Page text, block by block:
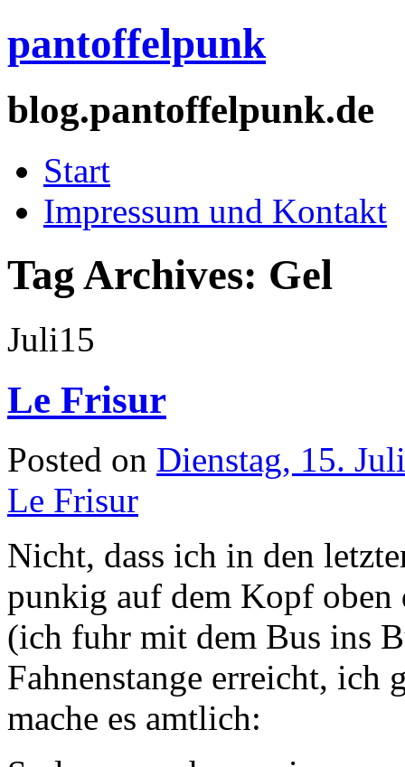
pantoffelpunk
blog.pantoffelpunk.de
Start
Impressum und Kontakt
Tag Archives: Gel
Juli15
Le Frisur
Posted on Dienstag, 15.
Le Frisur
Nicht, dass ich in den
punkig auf dem Kopf oben
(ich fuhr mit dem Bus ins
Fahnenstange erreicht, ich
mache es amtlich: